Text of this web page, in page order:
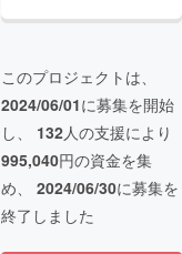
このプロジェクトは、
2024/06/01に募集を開始
し、 132人の支援により
995,040円の資金を集
め、 2024/06/30に募集を
終了しました